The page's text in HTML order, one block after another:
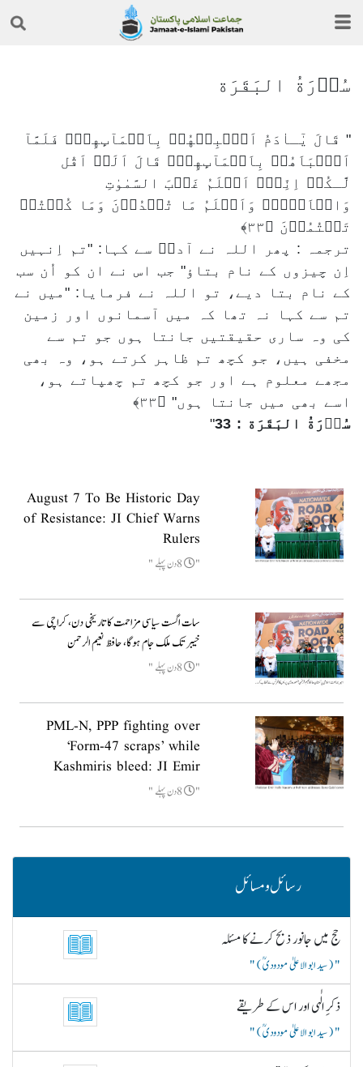
سُوۡرَةُ البَقَرَة
قَالَ يٰٓـاٰدَمُ اَنۡۢبِئۡهُمۡ بِاَسۡمَآٮِٕهِمۡ‌ۚ فَلَمَّآ
اَنۡۢبَاَهُمۡ بِاَسۡمَآٮِٕهِمۡۙ قَالَ اَلَمۡ اَقُل
لَّـكُمۡ اِنِّىۡٓ اَعۡلَمُ غَيۡبَ السَّمٰوٰتِ
وَالۡاَرۡضِۙ وَاَعۡلَمُ مَا تُبۡدُوۡنَ وَمَا كُنۡتُمۡ
تَكۡتُمُوۡنَ‏ ﴿۳۳﴾
ترجمہ : پھر اللہ نے آدمؑ سے کہا: "تم اِنہیں
اِن چیزوں کے نام بتاؤ" جب اس نے ان کو اُن سب
کے نام بتا دیے، تو اللہ نے فرمایا: "میں نے
تم سے کہا نہ تھا کہ میں آسمانوں اور زمین
کی وہ ساری حقیقتیں جانتا ہوں جو تم سے
مخفی ہیں، جو کچھ تم ظاہر کرتے ہو، وہ بھی
مجھے معلوم ہے اور جو کچھ تم چھپاتے ہو،
اسے بھی میں جانتا ہوں" ﴿۳۳﴾
سُوۡرَةُ البَقَرَة : 33
August 7 To Be Historic Day
of Resistance: JI Chief Warns
Rulers
8دن پہلے
سات اگست سیاسی مزاحمت کا تاریخی دن، کراچی سے
خیبر تک ملک جام ہوگا، حافظ نعیم الرحمن
8دن پہلے
PML-N, PPP fighting over
‘Form-47 scraps’ while
Kashmiris bleed: JI Emir
8دن پہلے
رسائل و مسائل
حج میں جانور ذبح کرنے کا مسئلہ
( سید ابو الاعلیٰ مودودیؒ )
ذکرِ الٰہی اور اس کے طریقے
( سید ابو الاعلیٰ مودودیؒ )